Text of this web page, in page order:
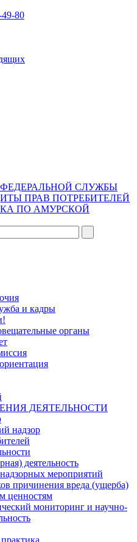
80
СЛУЖБЫ
ПРАВ ПОТРЕБИТЕЛЕЙ
ПО АМУРСКОЙ
и кадры
органы
ДЕЯТЕЛЬНОСТИ
надзор
деятельность
мероприятий
причинения вреда (ущерба)
ценностям
мониторинг и научно-